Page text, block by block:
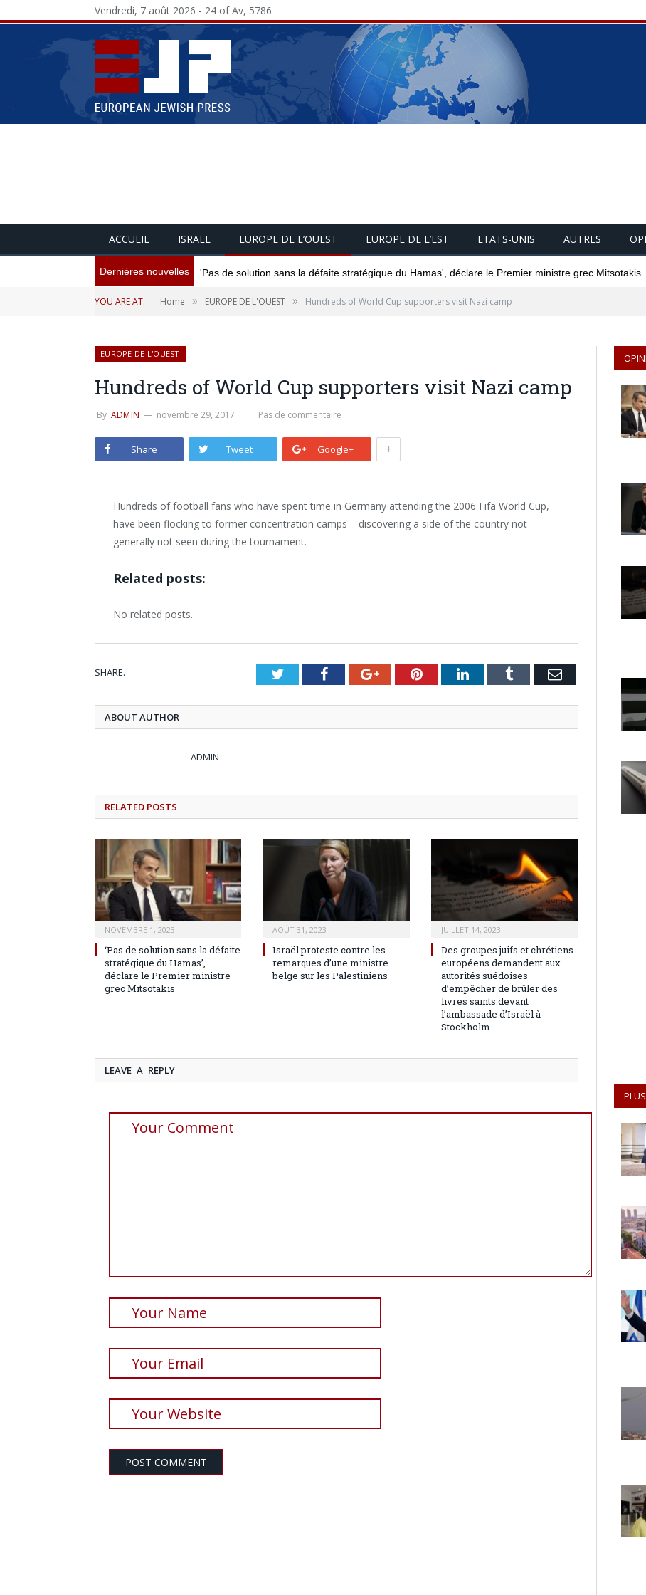
Vendredi, 7 août 2026 - 24 of Av, 5786
ACCUEIL ISRAEL EUROPE DE L’OUEST EUROPE DE L’EST ETATS-UNIS AUTRES
Dernières nouvelles 'Pas de solution sans la défaite stratégique du Hamas', déclare le Premier ministre grec Mitsotakis
YOU ARE AT: Home » EUROPE DE L'OUEST » Hundreds of World Cup supporters visit Nazi camp
EUROPE DE L'OUEST
Hundreds of World Cup supporters visit Nazi camp
By ADMIN novembre 29, 2017 Pas de commentaire
Share Tweet Google+ +
Hundreds of football fans who have spent time in Germany attending the 2006 Fifa World Cup,
have been flocking to former concentration camps – discovering a side of the country not
generally not seen during the tournament.
Related posts:
No related posts.
SHARE. TwitterFacebookGoogle+PinterestLinkedInTumblr Email
ABOUT AUTHOR
ADMIN
RELATED POSTS
NOVEMBRE 1, 2023
‘Pas de solution sans la défaite
stratégique du Hamas’,
déclare le Premier ministre
grec Mitsotakis
AOÛT 31, 2023
Israël proteste contre les
remarques d’une ministre
belge sur les Palestiniens
JUILLET 14, 2023
Des groupes juifs et chrétiens
européens demandent aux
autorités suédoises
d’empêcher de brûler des
livres saints devant
l’ambassade d’Israël à
Stockholm
LEAVE A REPLY